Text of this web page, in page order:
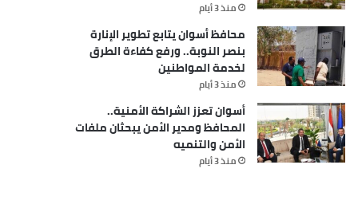
منذ 3 أيام
محافظ أسوان يتابع تطوير الإنارة
بنصر النوبة.. ورفع كفاءة الطرق
لخدمة المواطنين
منذ 3 أيام
أسوان تعزز الشراكة الأمنية..
المحافظ ومدير الأمن يبحثان ملفات
الأمن والتنميه
منذ 3 أيام